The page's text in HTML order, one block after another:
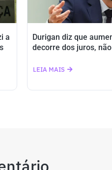
a
Durigan diz que
decorre dos juros,
LEIA MAIS